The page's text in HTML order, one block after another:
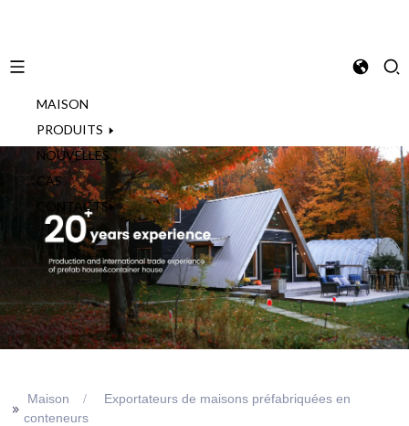
MAISON
PRODUITS
NOUVELLES
CAS
CONTACTS
>> Maison
Exportateurs de maisons préfabriquées en
conteneurs